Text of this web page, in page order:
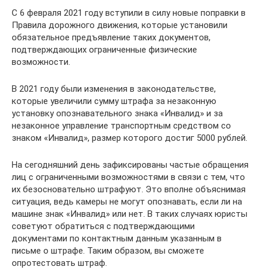
С 6 февраля 2021 году вступили в силу новые поправки в
Правила дорожного движения, которые установили
обязательное предъявление таких документов,
подтверждающих ограниченные физические
возможности.
В 2021 году были изменения в законодательстве,
которые увеличили сумму штрафа за незаконную
установку опознавательного знака «Инвалид» и за
незаконное управление транспортным средством со
знаком «Инвалид», размер которого достиг 5000 рублей.
На сегодняшний день зафиксированы частые обращения
лиц с ограниченными возможностями в связи с тем, что
их безосновательно штрафуют. Это вполне объяснимая
ситуация, ведь камеры не могут опознавать, если ли на
машине знак «Инвалид» или нет. В таких случаях юристы
советуют обратиться с подтверждающими
документами по контактным данным указанным в
письме о штрафе. Таким образом, вы сможете
опротестовать штраф.